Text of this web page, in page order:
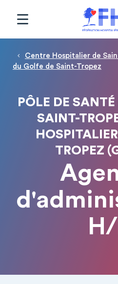
Fil d'Ariane
Centre Hospitalier de
du Golfe de Saint-Tropez
PÔLE DE
SAINT-
TROPEZ
Panneau de gestion des